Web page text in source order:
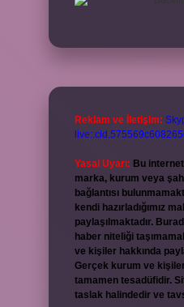
Reklam ve İletişim:
Yasal Uyarı: Bu
marka, kurum veya
bağlantısı
kendi hazırladığımız
paylaşılmaktadır.
haber niteliği
ve kişiler hakkında
Gerçek kurum ve
tamamen tesadüfidir.
taslak halindedir ve